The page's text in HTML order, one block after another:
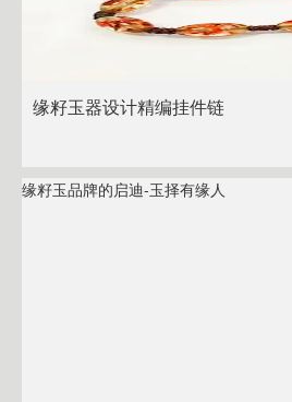
缘籽玉器设计精编挂件链
缘籽玉品牌的启迪-玉择有缘人